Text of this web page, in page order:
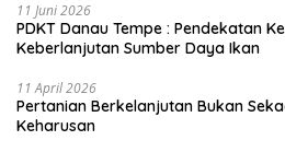
11 Juni 2026
PDKT Danau Tempe : Pendekatan
Keberlanjutan Sumber Daya Ikan
11 April 2026
Pertanian Berkelanjutan Bukan
Keharusan